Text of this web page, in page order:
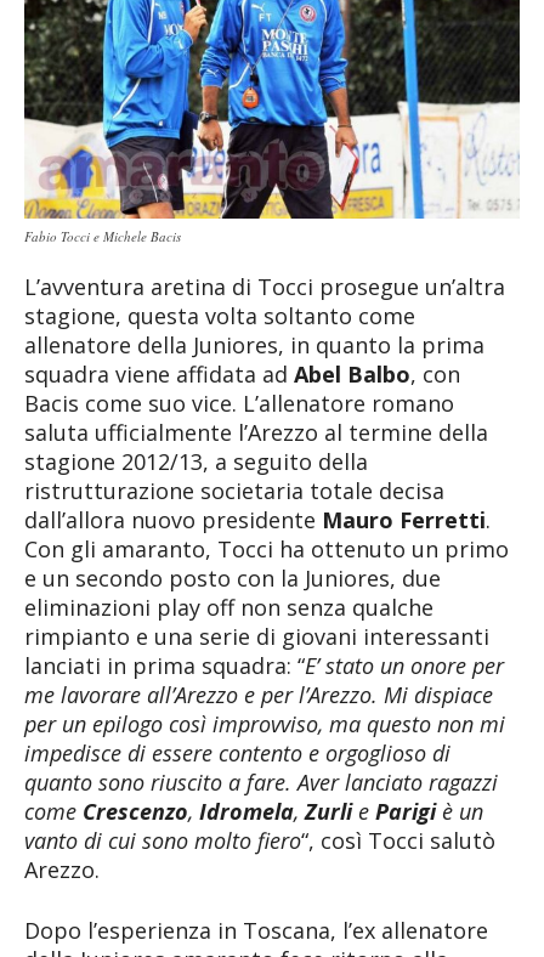
Fabio Tocci e Michele Bacis
L’avventura aretina di Tocci prosegue un’altra
stagione, questa volta soltanto come
allenatore della Juniores, in quanto la prima
squadra viene affidata ad Abel Balbo, con
Bacis come suo vice. L’allenatore romano
saluta ufficialmente l’Arezzo al termine della
stagione 2012/13, a seguito della
ristrutturazione societaria totale decisa
dall’allora nuovo presidente Mauro Ferretti.
Con gli amaranto, Tocci ha ottenuto un primo
e un secondo posto con la Juniores, due
eliminazioni play off non senza qualche
rimpianto e una serie di giovani interessanti
lanciati in prima squadra: “E’ stato un onore per
me lavorare all’Arezzo e per l’Arezzo. Mi dispiace
per un epilogo così improvviso, ma questo non mi
impedisce di essere contento e orgoglioso di
quanto sono riuscito a fare. Aver lanciato ragazzi
come Crescenzo, Idromela,Zurlie Parigi è un
vanto di cui sono molto fiero“, così Tocci salutò
Arezzo.
Dopo l’esperienza in Toscana, l’ex allenatore